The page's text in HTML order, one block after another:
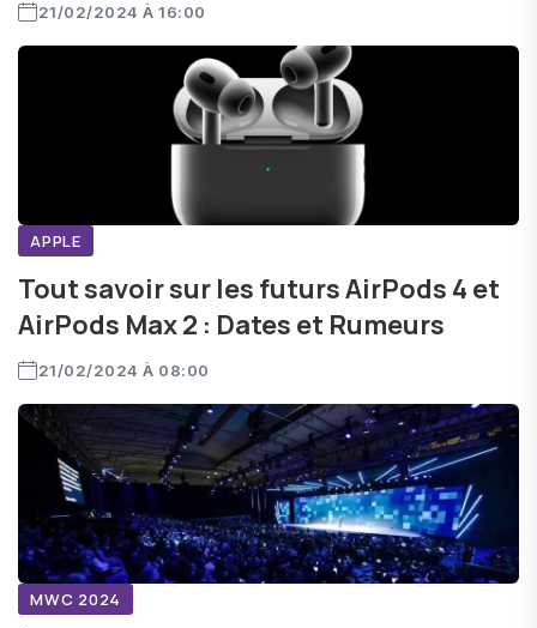
21/02/2024 À 16:00
APPLE
Tout savoir sur les futurs AirPods 4 et
AirPods Max 2 : Dates et Rumeurs
21/02/2024 À 08:00
MWC 2024